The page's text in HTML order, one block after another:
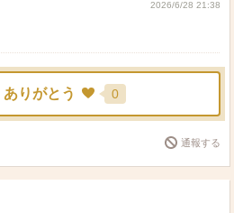
2026/6/28 21:38
ありがとう 0
通報する